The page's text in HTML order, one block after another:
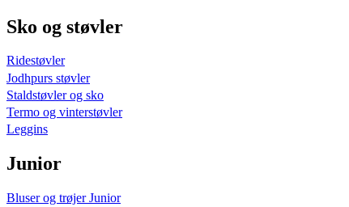
Sko og støvler
Ridestøvler
Jodhpurs støvler
Staldstøvler og sko
Termo og vinterstøvler
Leggins
Junior
Bluser og trøjer Junior